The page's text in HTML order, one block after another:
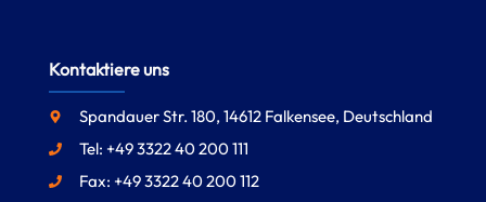
Kontaktiere uns
Spandauer Str. 180, 14612 Falkensee, Deutschland
Tel: +49 3322 40 200 111
Fax: +49 3322 40 200 112